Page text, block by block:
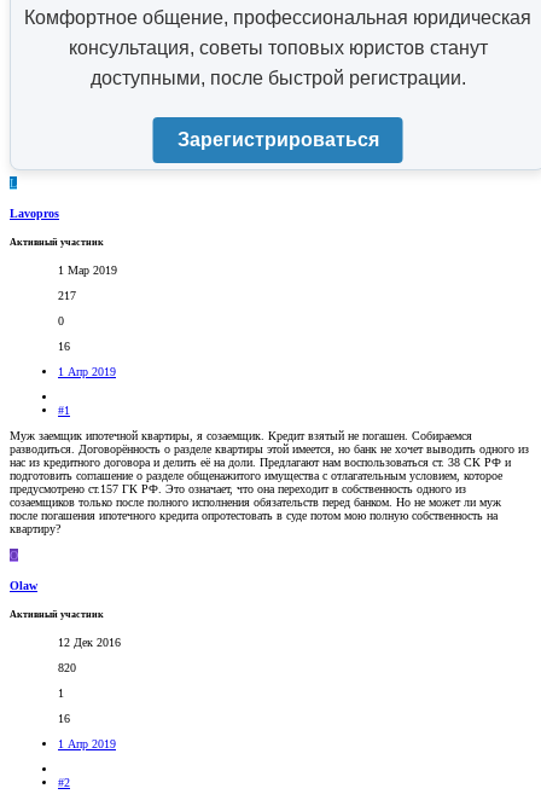
Комфортное общение, профессиональная юридическая
консультация, советы топовых юристов станут
доступными, после быстрой регистрации.
Зарегистрироваться
L
Lavopros
Активный участник
1 Мар 2019
217
0
16
1 Апр 2019
#1
Муж заемщик ипотечной квартиры, я созаемщик. Кредит взятый не погашен. Собираемся
разводиться. Договорённость о разделе квартиры этой имеется, но банк не хочет выводить одного из
нас из кредитного договора и делить её на доли. Предлагают нам воспользоваться ст. 38 СК РФ и
подготовить соглашение о разделе общенажитого имущества с отлагательным условием, которое
предусмотрено ст.157 ГК РФ. Это означает, что она переходит в собственность одного из
созаемщиков только после полного исполнения обязательств перед банком. Но не может ли муж
после погашения ипотечного кредита опротестовать в суде потом мою полную собственность на
квартиру?
O
Olaw
Активный участник
12 Дек 2016
820
1
16
1 Апр 2019
#2